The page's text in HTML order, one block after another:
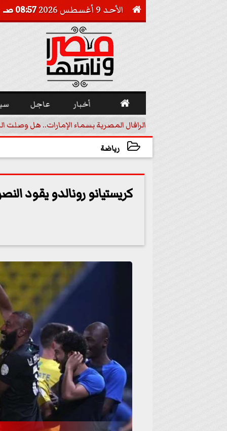
 الأحد 9 أغسطس 2026 08:57 صـ
 أخبار عاجل
الرافال المصرية بسماء الإمارات.. هل
رياضة
كريستيانو رونالدو يقود